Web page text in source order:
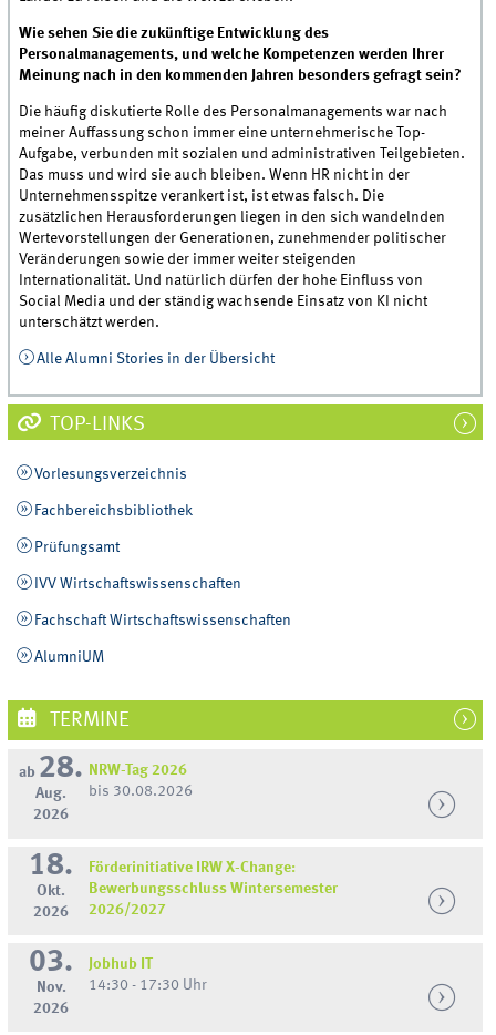
Wie sehen Sie die zukünftige Entwicklung des
Personalmanagements, und welche Kompetenzen werden Ihrer
Meinung nach in den kommenden Jahren besonders gefragt sein?
Die häufig diskutierte Rolle des Personalmanagements war nach
meiner Auffassung schon immer eine unternehmerische Top-
Aufgabe, verbunden mit sozialen und administrativen Teilgebieten.
Das muss und wird sie auch bleiben. Wenn HR nicht in der
Unternehmensspitze verankert ist, ist etwas falsch. Die
zusätzlichen Herausforderungen liegen in den sich wandelnden
Wertevorstellungen der Generationen, zunehmender politischer
Veränderungen sowie der immer weiter steigenden
Internationalität. Und natürlich dürfen der hohe Einfluss von
Social Media und der ständig wachsende Einsatz von KI nicht
unterschätzt werden.
Alle Alumni Stories in der Übersicht
TOP-LINKS
Vorlesungsverzeichnis
Fachbereichsbibliothek
Prüfungsamt
IVV Wirtschaftswissenschaften
Fachschaft Wirtschaftswissenschaften
AlumniUM
TERMINE
ab 28.
Aug.
2026
NRW-Tag 2026
bis 30.08.2026
18.
Okt.
2026
Förderinitiative IRW X-Change:
Bewerbungsschluss Wintersemester
2026/2027
03.
Nov.
2026
Jobhub IT
14:30 - 17:30 Uhr